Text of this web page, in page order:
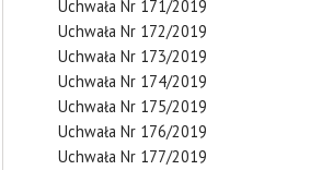
Uchwała Nr 171/2019
Uchwała Nr 172/2019
Uchwała Nr 173/2019
Uchwała Nr 174/2019
Uchwała Nr 175/2019
Uchwała Nr 176/2019
Uchwała Nr 177/2019